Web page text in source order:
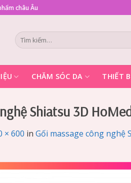
châu Âu
Tìm
kiếm:
CHĂM SÓC DA THIẾT
Shiatsu 3D
× 600 in Gối massage công nghệ